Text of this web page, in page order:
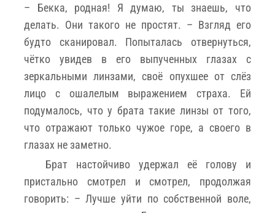
– Бекка, родная! Я думаю, ты знаешь, что
делать. Они такого не простят. – Взгляд его
будто сканировал. Попыталась отвернуться,
чётко увидев в его выпученных глазах с
зеркальными линзами, своё опухшее от слёз
лицо с ошалелым выражением страха. Ей
подумалось, что у брата такие линзы от того,
что отражают только чужое горе, а своего в
глазах не заметно.
Брат настойчиво удержал её голову и
пристально смотрел и смотрел, продолжая
говорить: – Лучше уйти по собственной воле,